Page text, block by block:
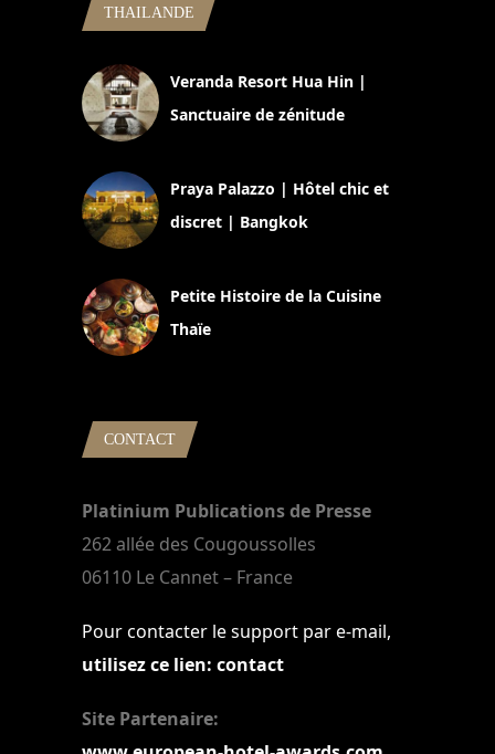
THAILANDE
Veranda Resort Hua Hin |
Sanctuaire de zénitude
Praya Palazzo | Hôtel chic et
discret | Bangkok
Petite Histoire de la Cuisine
Thaïe
CONTACT
Platinium Publications de Presse
262 allée des Cougoussolles
06110 Le Cannet – France
Pour contacter le support par e-mail,
utilisez ce lien: contact
Site Partenaire: